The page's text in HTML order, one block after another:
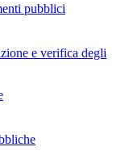
pubblici
e verifica degli